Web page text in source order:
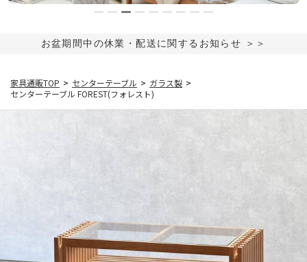
お盆期間中の休業・配送に関するお知らせ ＞＞
家具通販TOP > センターテーブル > ガラス製 >
センターテーブル FOREST(フォレスト)